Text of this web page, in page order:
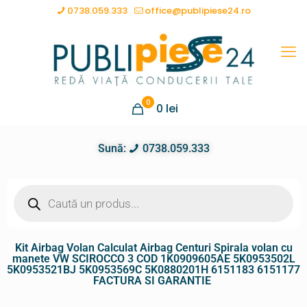
0738.059.333 office@publipiese24.ro
0 0 lei
Sună: 0738.059.333
Kit Airbag Volan Calculat Airbag Centuri Spirala volan cu
manete VW SCIROCCO 3 COD 1K0909605AE 5K0953502L
5K0953521BJ 5K0953569C 5K0880201H 6151183 6151177
FACTURA SI GARANTIE